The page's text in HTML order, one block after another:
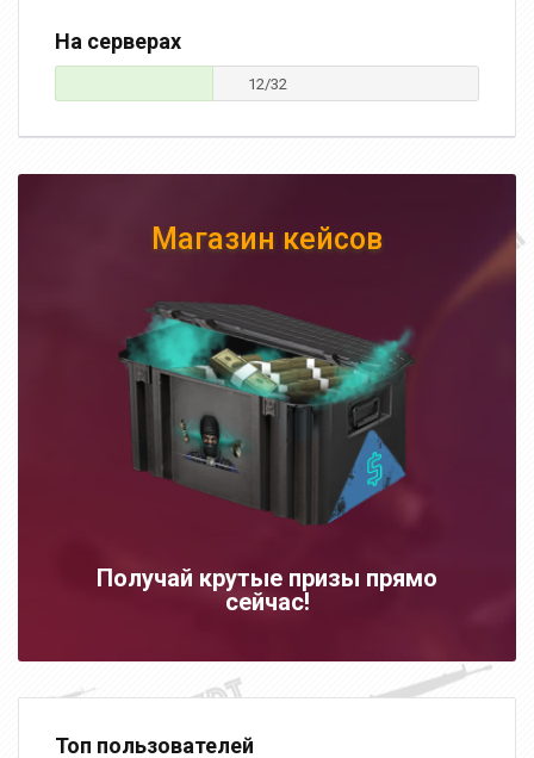
На серверах
12/32
Магазин кейсов
Получай крутые призы прямо
сейчас!
Топ пользователей